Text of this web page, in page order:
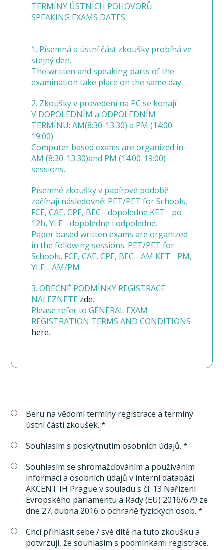
TERMÍNY ÚSTNÍCH POHOVORŮ:
SPEAKING EXAMS DATES:
1. Písemná a ústní část zkoušky probíhá ve
stejný den.
The written and speaking parts of the
examination take place on the same day.
2. Zkoušky v provedení na PC se konají
V DOPOLEDNÍM a ODPOLEDNÍM
TERMÍNU: AM(8:30-13:30) a PM (14:00-
19:00).
Computer based exams are organized in
AM (8:30-13:30)and PM (14:00-19:00)
sessions.
Písemné zkoušky v papírové podobě
začínají následovně: PET/PET for Schools,
FCE, CAE, CPE, BEC - dopoledne KET - po
12h, YLE - dopoledne i odpoledne.
Paper based written exams are organized
in the following sessions: PET/PET for
Schools, FCE, CAE, CPE, BEC - AM KET - PM,
YLE - AM/PM
3. OBECNÉ PODMÍNKY REGISTRACE
NALEZNETE zde.
Please refer to GENERAL EXAM
REGISTRATION TERMS AND CONDITIONS
here.
Beru na vědomí termíny registrace a termíny
ústní části zkoušek. *
Souhlasím s poskytnutím osobních údajů. *
Souhlasím se shromažďováním a používáním
informací a osobních údajů v interní databázi
AKCENT IH Prague v souladu s čl. 13 Nařízení
Evropského parlamentu a Rady (EU) 2016/679 ze
dne 27. dubna 2016 o ochraně fyzických osob. *
Chci přihlásit sebe / své dítě na tuto zkoušku a
potvrzuji, že souhlasím s podmínkami registrace.